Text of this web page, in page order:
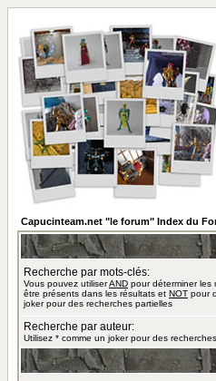
Capucinteam.net "le forum" Index du
Recherche par mots-clés:
Vous pouvez utiliserAND pour déterminer les
être présents dans les résultats et NOT pour
joker pour des recherches partielles
Recherche par auteur:
Utilisez * comme un joker pour des